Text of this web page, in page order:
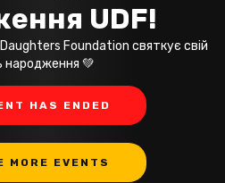
UDF!
Foundation святкує свій
народження 💚
HAS ENDED
MORE EVENTS